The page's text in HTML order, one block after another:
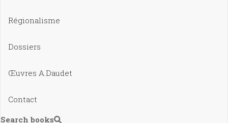
Régionalisme
Dossiers
Œuvres A.Daudet
Contact
Search books